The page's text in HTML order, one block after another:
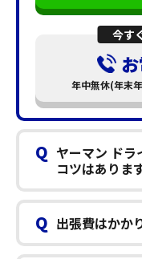
今す
年中無休(年末
Q ヤーマン ドラ
コツはありま
Q 出張費はかか